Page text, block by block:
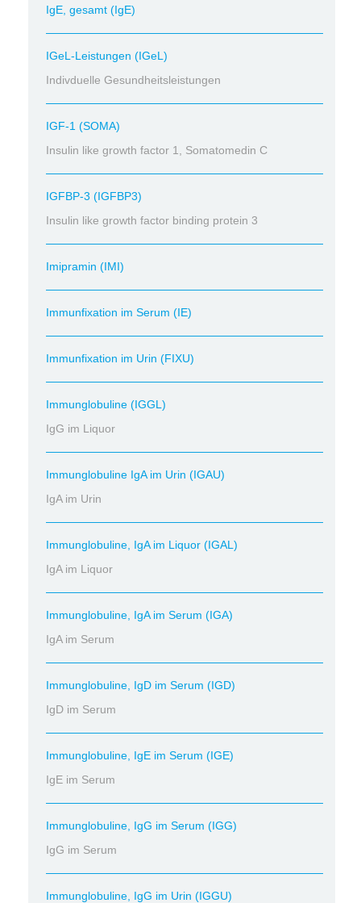
IgE, gesamt (IgE)
IGeL-Leistungen (IGeL)
Indivduelle Gesundheitsleistungen
IGF-1 (SOMA)
Insulin like growth factor 1, Somatomedin C
IGFBP-3 (IGFBP3)
Insulin like growth factor binding protein 3
Imipramin (IMI)
Immunfixation im Serum (IE)
Immunfixation im Urin (FIXU)
Immunglobuline (IGGL)
IgG im Liquor
Immunglobuline IgA im Urin (IGAU)
IgA im Urin
Immunglobuline, IgA im Liquor (IGAL)
IgA im Liquor
Immunglobuline, IgA im Serum (IGA)
IgA im Serum
Immunglobuline, IgD im Serum (IGD)
IgD im Serum
Immunglobuline, IgE im Serum (IGE)
IgE im Serum
Immunglobuline, IgG im Serum (IGG)
IgG im Serum
Immunglobuline, IgG im Urin (IGGU)